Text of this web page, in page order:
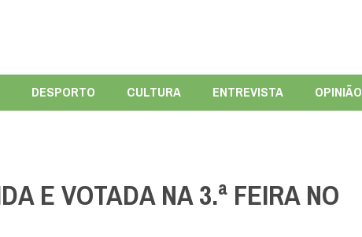
DESPORTO CULTURA ENTREVISTA OPINIÃO
E VOTADA NA 3.ª FEIRA NO